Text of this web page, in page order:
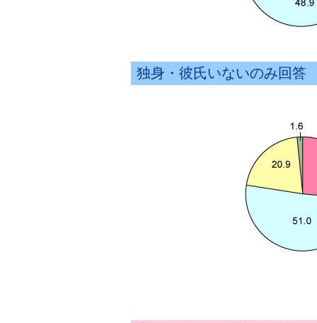
独身・彼氏いないのみ回答